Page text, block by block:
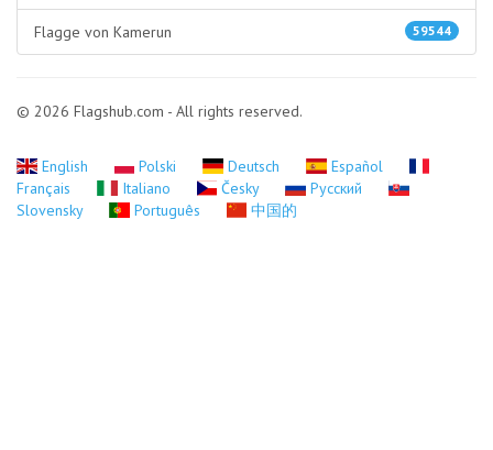
59544
Flagge von Kamerun
© 2026 Flagshub.com - All rights reserved.
English Polski Deutsch
Español
Français
Italiano Česky
Русский
Slovensky
Português 中国的